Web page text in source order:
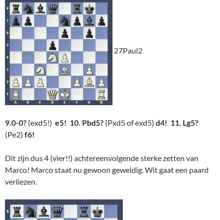
27Paul2
9.0-0? (exd5!) e5! 10. Pbd5? (Pxd5 of exd5) d4! 11. Lg5?
(Pe2) f6!
Dit zijn dus 4 (vier!!) achtereenvolgende sterke zetten van
Marco! Marco staat nu gewoon geweldig. Wit gaat een paard
verliezen.